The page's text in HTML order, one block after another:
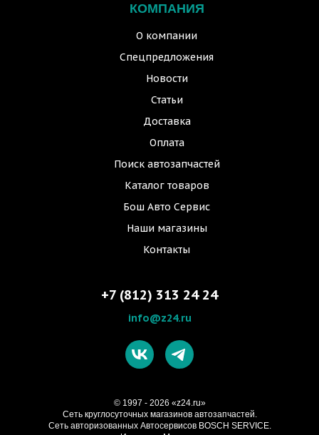
КОМПАНИЯ
О компании
Спецпредложения
Новости
Статьи
Доставка
Оплата
Поиск автозапчастей
Каталог товаров
Бош Авто Сервис
Наши магазины
Контакты
+7 (812) 313 24 24
info@z24.ru
© 1997 - 2026 «z24.ru»
Cеть круглосуточных магазинов автозапчастей.
Сеть авторизованных Автосервисов BOSCH SERVICE.